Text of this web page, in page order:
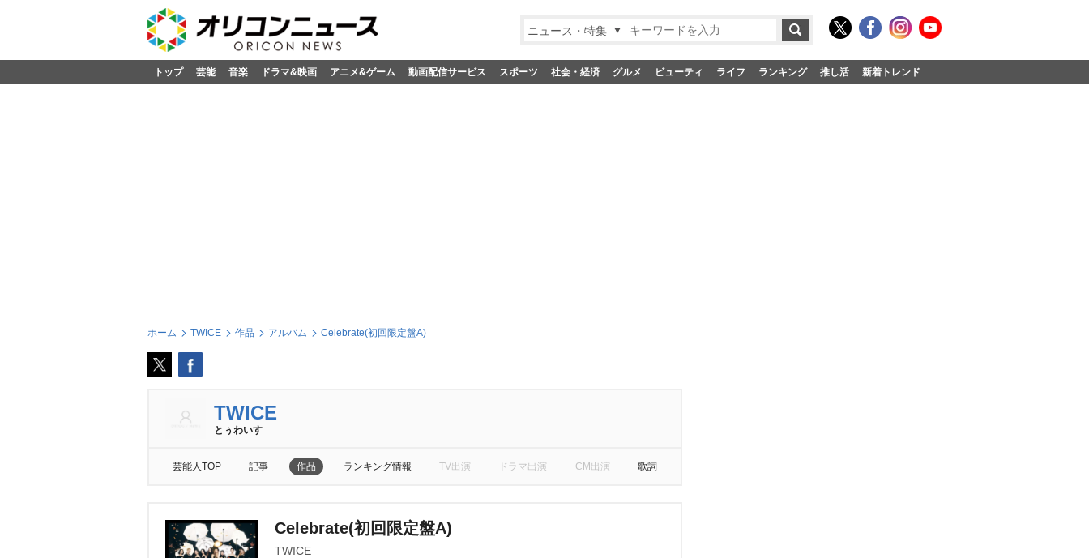
ニュース・特集
トップ 芸能 音楽 ドラマ&映画 アニメ&ゲーム 動画配信サービス スポーツ 社会・経済 グルメ ビューティ ライフ ランキング 推し活 新着トレンド
ホーム TWICE 作品 アルバム Celebrate(初回限定盤A)
TWICE
とぅわいす
芸能人TOP 記事 作品 ランキング情報 TV出演 ドラマ出演 CM出演 歌詞
Celebrate(初回限定盤A)
TWICE